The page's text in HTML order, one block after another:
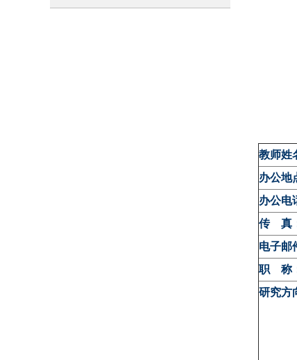
教师姓
办公地
办公电
传 真
电子邮
职 称
研究方